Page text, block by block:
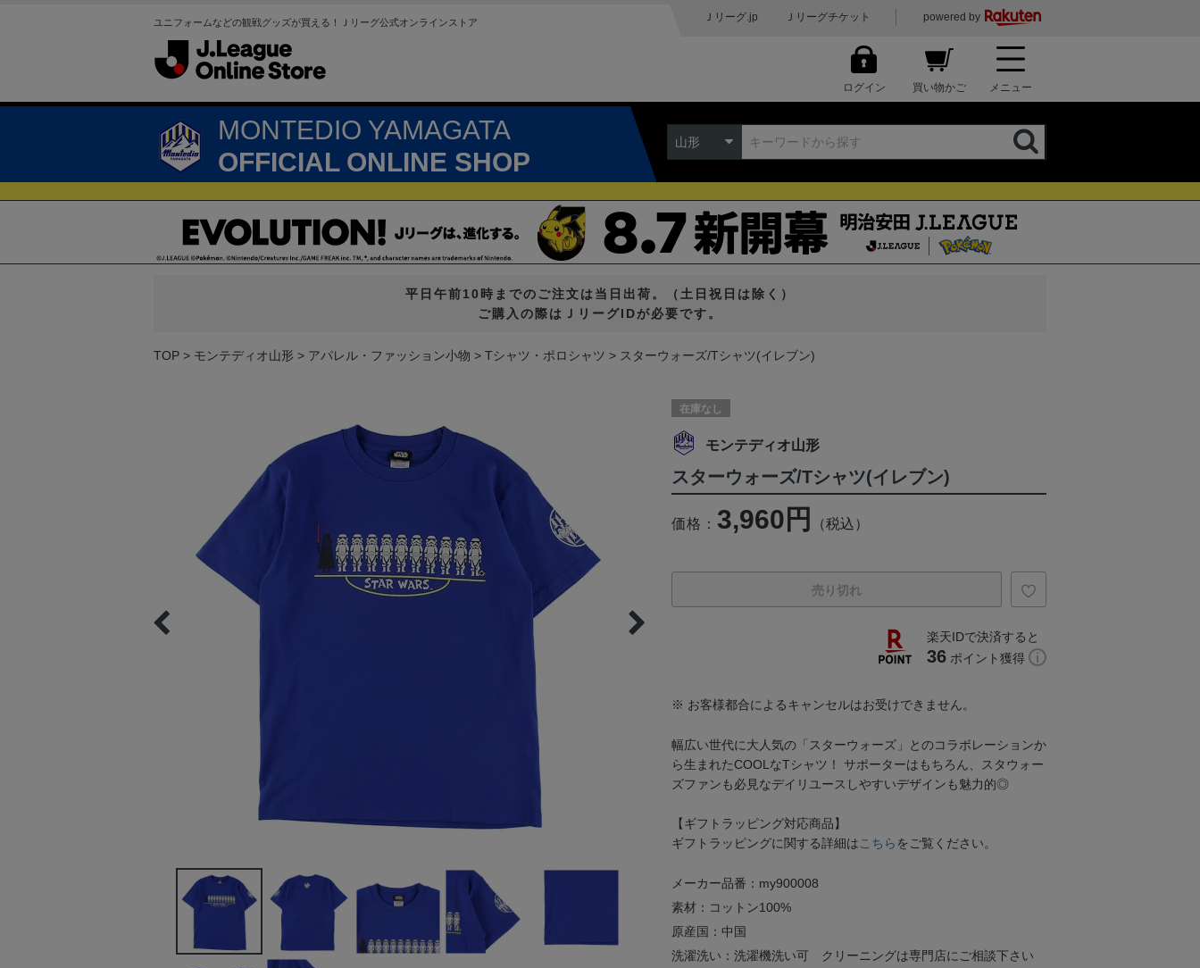
ユニフォームなどの観戦グッズが買える！Ｊリーグ公式オンラインストア Ｊリーグ.jp Ｊリーグチケット powered by
ログイン 買い物かご メニュー
MONTEDIO YAMAGATA
OFFICIAL ONLINE SHOP
山形
平日午前10時までのご注文は当日出荷。（土日祝日は除く）
ご購入の際はＪリーグIDが必要です。
TOP モンテディオ山形 アパレル・ファッション小物 Tシャツ・ポロシャツ スターウォーズ/Tシャツ(イレブン)
在庫なし
モンテディオ山形
スターウォーズ/Tシャツ(イレブン)
価格： 3,960円 （税込）
売り切れ
楽天IDで決済すると
36 ポイント獲得
※ お客様都合によるキャンセルはお受けできません。
幅広い世代に大人気の「スターウォーズ」とのコラボレーションか
ら生まれたCOOLなTシャツ！ サポーターはもちろん、スタウォー
ズファンも必見なデイリユースしやすいデザインも魅力的◎
【ギフトラッピング対応商品】
ギフトラッピングに関する詳細は こちら をご覧ください。
メーカー品番：my900008
素材：コットン100%
原産国：中国
洗濯洗い：洗濯機洗い可 クリーニングは専門店にご相談下さい